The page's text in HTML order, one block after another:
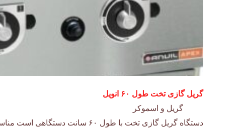
گریل گازی تخت طول ۶۰ انویل
گریل و اسموکر
دستگاه گریل گازی تخت با طول ۶۰ سانت دستگاهی است مناسب برای انواع پخت وپز…